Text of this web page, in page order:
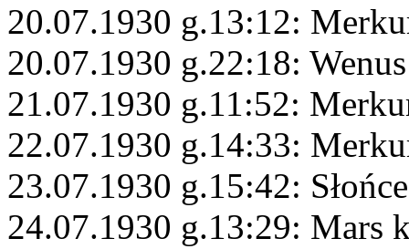
20.07.1930 g.13:12:
20.07.1930 g.22:18:
21.07.1930 g.11:52:
22.07.1930 g.14:33:
23.07.1930 g.15:42:
24.07.1930 g.13:29: Mars